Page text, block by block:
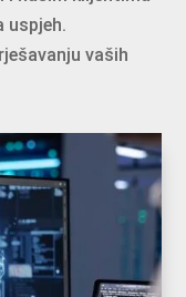
uspjeh.
vaših